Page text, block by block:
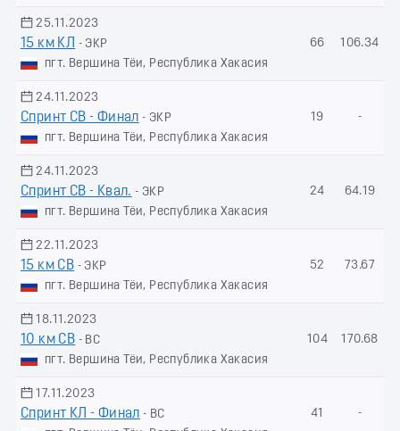
25.11.2023
15 км КЛ
- ЭКР
пгт. Вершина Тёи, Республика Хакасия
66 106.34
24.11.2023
Спринт СВ - Финал - ЭКР
пгт. Вершина Тёи, Республика Хакасия
19 -
24.11.2023
Спринт СВ - Квал. - ЭКР
пгт. Вершина Тёи, Республика Хакасия
24 64.19
22.11.2023
15 км СВ - ЭКР
пгт. Вершина Тёи, Республика Хакасия
52 73.67
18.11.2023
10 км СВ - ВС
пгт. Вершина Тёи, Республика Хакасия
104 170.68
17.11.2023
Спринт КЛ - Финал - ВС
41 -